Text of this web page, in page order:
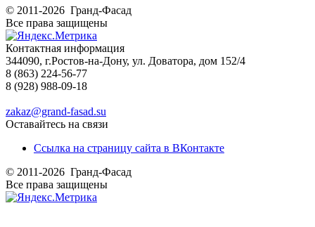
© 2011-2026 Гранд-Фасад
Все права защищены
Контактная информация
344090, г.Ростов-на-Дону, ул. Доватора, дом 152/4
8 (863) 224-56-77
8 (928) 988-09-18
zakaz@grand-fasad.su
Оставайтесь на связи
Ссылка на страницу сайта в ВКонтакте
© 2011-2026 Гранд-Фасад
Все права защищены